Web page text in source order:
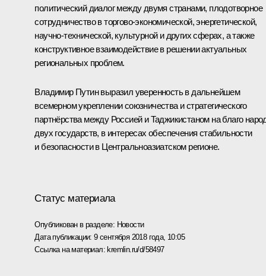
политический диалог между двумя странами, плодотворное
сотрудничество в торгово-экономической, энергетической,
научно-технической, культурной и других сферах, а также
конструктивное взаимодействие в решении актуальных
региональных проблем.
Владимир Путин выразил уверенность в дальнейшем
всемерном укреплении союзничества и стратегического
партнёрства между Россией и Таджикистаном на благо
двух государств, в интересах обеспечения стабильности
и безопасности в Центральноазиатском регионе.
Статус материала
Опубликован в разделе: Новости
Дата публикации:9 сентября 2018 года, 10:05
Ссылка на материал: kremlin.ru/d/58497